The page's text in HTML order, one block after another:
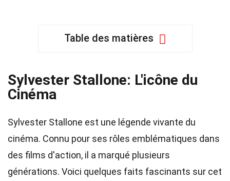
Table des matières
Sylvester Stallone: L'icône du
Cinéma
Sylvester Stallone est une légende vivante du
cinéma. Connu pour ses rôles emblématiques dans
des films d'action, il a marqué plusieurs
générations. Voici quelques faits fascinants sur cet